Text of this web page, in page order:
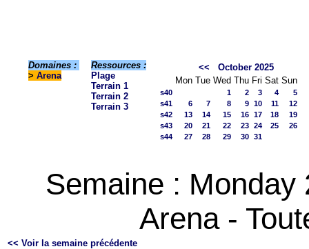
Domaines :
> Arena
Ressources :
Plage
Terrain 1
Terrain 2
Terrain 3
<<
October 2025
Mon Tue Wed Thu Fri Sat Sun
s40 1 2 3 4
5
s41
6 7 8 9 10 11
12
s42
13 14 15 16 17 18
19
s43
20 21 22 23 24 25
26
s44
27 28 29 30 31
Semaine : Monday
Arena -
<< Voir la semaine précédente